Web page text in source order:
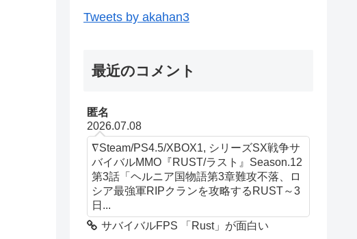
Tweets by akahan3
最近のコメント
匿名
2026.07.08
∇Steam/PS4.5/XBOX1, シリーズSX戦争サ
バイバルMMO『RUST/ラスト』Season.12
第3話「ヘルニア国物語第3章難攻不落、ロ
シア最強軍RIPクランを攻略するRUST～3
日...
サバイバルFPS 「Rust」が面白い